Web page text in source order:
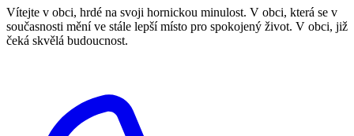
Vítejte v obci, hrdé na svoji hornickou minulost. V obci, která se v
současnosti mění ve stále lepší místo pro spokojený život. V obci, již
čeká skvělá budoucnost.